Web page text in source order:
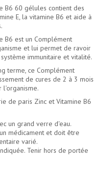
B6 60 gélules contient des
E, la vitamine B6 et aide à
B6 est un Complément
et lui permet de ravoir
immunitaire et vitalité.
terme, ce Complément
de cures de 2 à 3 mois
l'organisme.
de paris Zinc et Vitamine B6
un grand verre d'eau.
médicament et doit être
varié.
Tenir hors de portée